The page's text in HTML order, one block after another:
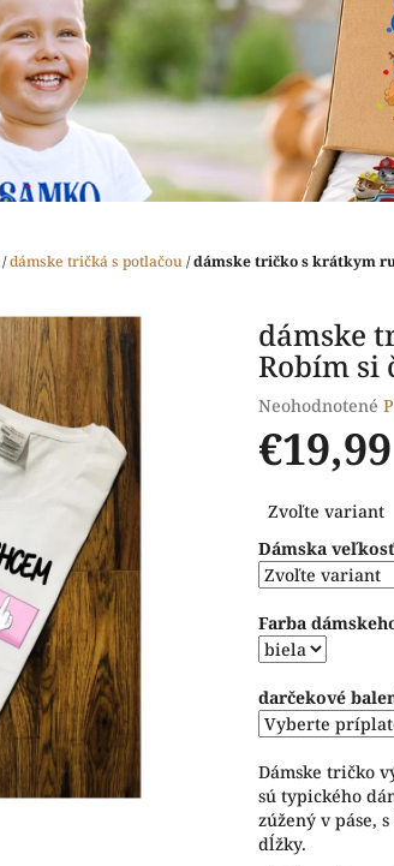
/dámske tričká s potlačou/dámske tričko s krátkym
dámske
Robím si
Priemerné
hodnotenie
produktu
0,0
5
hviezdičiek.
Neohodnotené
€19,99
cena:
Zvoľte variant
Dámska veľkosť
Farba
darčekové
Dámske tričko
sú typického
zúžený v páse,
dĺžky.